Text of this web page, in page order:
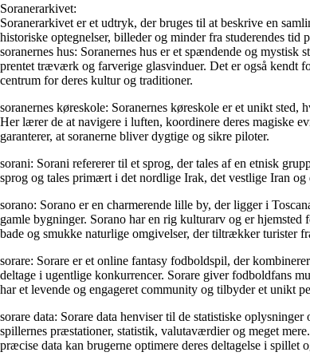
Soranerarkivet:
Soranerarkivet er et udtryk, der bruges til at beskrive en
historiske optegnelser, billeder og minder fra studerendes
soranernes hus: Soranernes hus er et spændende og
prentet træværk og farverige glasvinduer. Det er også kendt
centrum for deres kultur og traditioner.
soranernes køreskole: Soranernes køreskole er et unikt
Her lærer de at navigere i luften, koordinere deres magiske
garanterer, at soranerne bliver dygtige og sikre piloter.
sorani: Sorani refererer til et sprog, der tales af en etnisk
sprog og tales primært i det nordlige Irak, det vestlige Iran
sorano: Sorano er en charmerende lille by, der ligger i
gamle bygninger. Sorano har en rig kulturarv og er
bade og smukke naturlige omgivelser, der tiltrækker turister
sorare: Sorare er et online fantasy fodboldspil, der
deltage i ugentlige konkurrencer. Sorare giver fodboldfans
har et levende og engageret community og tilbyder et unikt
sorare data: Sorare data henviser til de statistiske
spillernes præstationer, statistik, valutaværdier og meget
præcise data kan brugerne optimere deres deltagelse i spillet